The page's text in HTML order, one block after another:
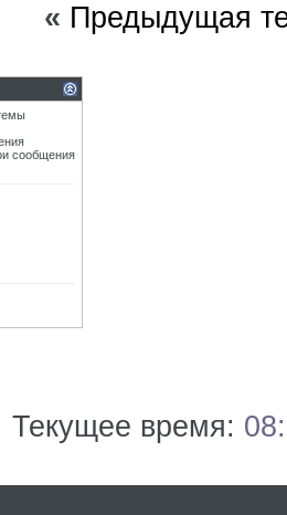
« Предыдущая
сообщения
Текущее время: